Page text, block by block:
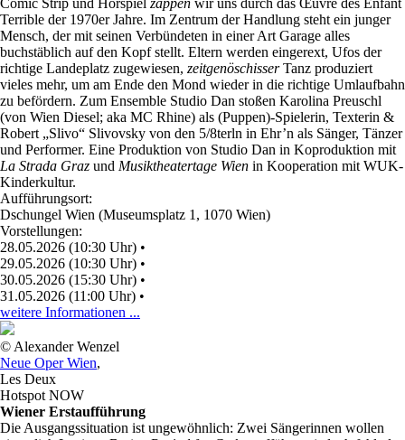
Comic Strip und Hörspiel zappen wir uns durch das Œuvre des Enfant
Terrible der 1970er Jahre. Im Zentrum der Handlung steht ein junger
Mensch, der mit seinen Verbündeten in einer Art Garage alles
buchstäblich auf den Kopf stellt. Eltern werden eingerext, Ufos der
richtige Landeplatz zugewiesen, zeitgenöschisserTanz produziert
vieles mehr, um am Ende den Mond wieder in die richtige Umlaufbahn
zu befördern. Zum Ensemble Studio Dan stoßen Karolina Preuschl
(von Wien Diesel; aka MC Rhine) als (Puppen)-Spielerin, Texterin &
Robert „Slivo“ Slivovsky von den 5/8terln in Ehr’n als Sänger, Tänzer
und Performer. Eine Produktion von Studio Dan in Koproduktion mit
La Strada Graz und Musiktheatertage Wien in Kooperation mit WUK-
Kinderkultur.
Aufführungsort:
Dschungel Wien (Museumsplatz 1, 1070 Wien)
Vorstellungen:
28.05.2026 (10:30 Uhr) •
29.05.2026 (10:30 Uhr) •
30.05.2026 (15:30 Uhr) •
31.05.2026 (11:00 Uhr) •
weitere Informationen ...
© Alexander Wenzel
Neue Oper Wien,
Les Deux
Hotspot NOW
Wiener Erstaufführung
Die Ausgangssituation ist ungewöhnlich: Zwei Sängerinnen wollen